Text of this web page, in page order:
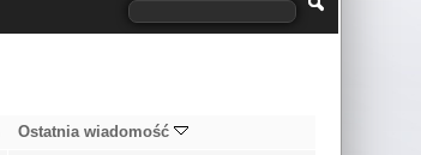
Ostatnia wiadomość